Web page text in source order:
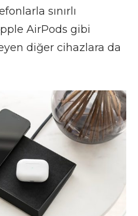
sınırlı
AirPods gibi
diğer cihazlara da